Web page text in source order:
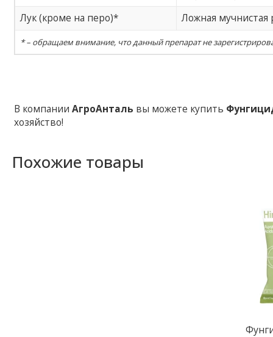
Лук (кроме на перо)*
Ложная мучнистая
* – обращаем внимание, что данный препарат не
В компанииАгроАнталь вы можете купить
хозяйство!
Похожие товары